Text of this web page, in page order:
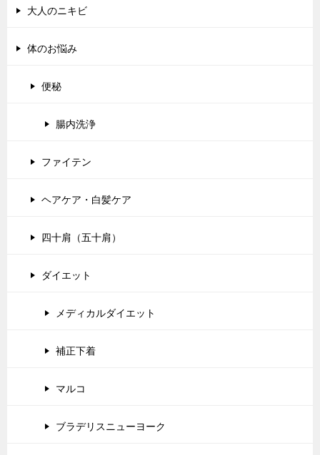
大人のニキビ
体のお悩み
便秘
腸内洗浄
ファイテン
ヘアケア・白髪ケア
四十肩（五十肩）
ダイエット
メディカルダイエット
補正下着
マルコ
ブラデリスニューヨーク